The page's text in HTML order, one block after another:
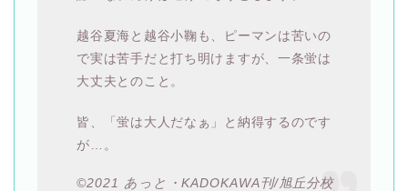
越谷夏海と越谷小鞠も、ピーマンは苦いの
で実は苦手だと打ち明けますが、一条蛍は
大丈夫とのこと。
皆、「蛍は大人だなぁ」と納得するのです
が…。
©2021 あっと・KADOKAWA刊/旭丘分校